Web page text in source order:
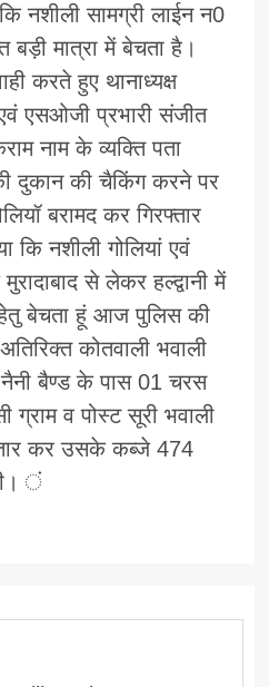
नशीली सामग्री लाईन न0
बड़ी मात्रा में बेचता है।
करते हुए थानाध्यक्ष
एसओजी प्रभारी संजीत
नाम के व्यक्ति पता
दुकान की चैकिंग करने पर
बरामद कर गिरफ्तार
कि नशीली गोलियां एवं
से लेकर हल्द्वानी में
बेचता हूं आज पुलिस की
कोतवाली भवाली
बैण्ड के पास 01 चरस
ग्राम व पोस्ट सूरी भवाली
कर उसके कब्जे 474